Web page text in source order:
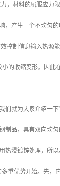
，材料的屈服应力
，产生一个不均匀
控制信息输入热源
的收缩变形。因此
就为大家介绍一下
制品，具有双向均
热浸镀锌处理，所
重优势开始。先，